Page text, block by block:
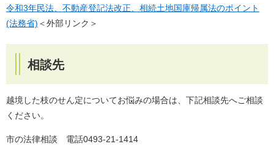
令和3年民法、不動産登記法改正、相続土地国庫帰属法のポイント
(法務省) ＜外部リンク＞
相談先
越境した枝のせん定についてお悩みの場合は、下記相談先へご相談
ください。
市の法律相談 電話0493-21-1414